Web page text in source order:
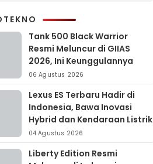
Tank 500 Black Warrior
Resmi Meluncur di GIIAS
2026, Ini Keunggulannya
06 Agustus 2026
Lexus ES Terbaru Hadir di
Indonesia, Bawa Inovasi
Hybrid dan Kendaraan Listrik
04 Agustus 2026
Liberty Edition Resmi